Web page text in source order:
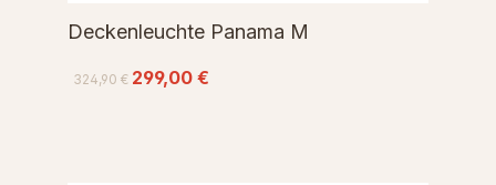
Deckenleuchte Panama M
324,90 € 299,00 €